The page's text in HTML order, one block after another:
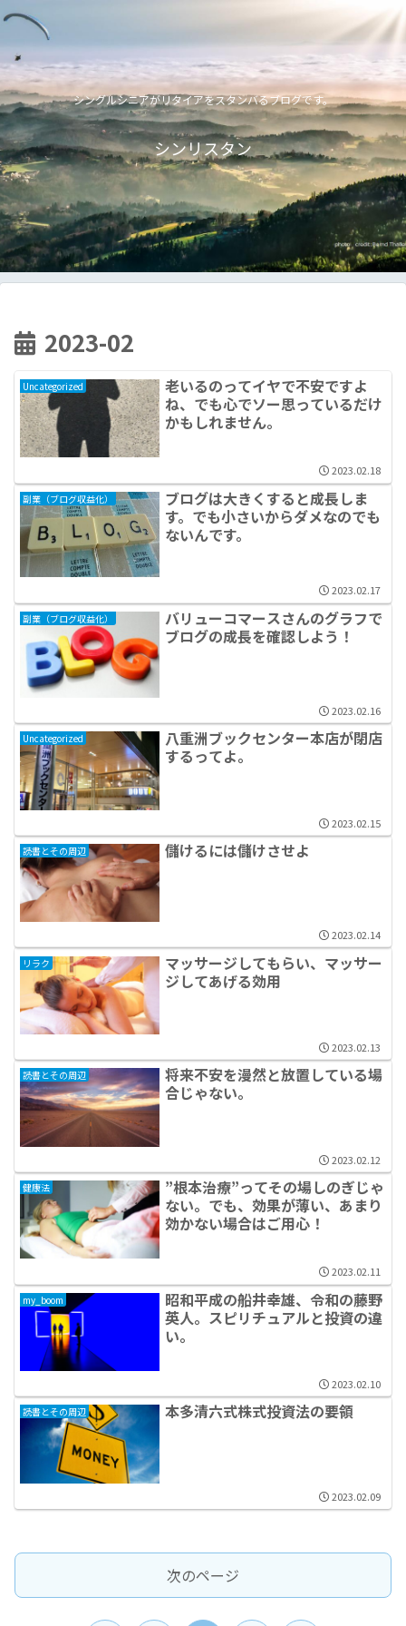
シングルシニアがリタイアをスタンバるブログです。
シンリスタン
2023-02
Uncategorized
老いるのってイヤで不安ですよ
ね、でも心でソー思っているだけ
かもしれません。
2023.02.18
副業（ブログ収益化）
ブログは大きくすると成長しま
す。でも小さいからダメなのでも
ないんです。
2023.02.17
副業（ブログ収益化）
バリューコマースさんのグラフで
ブログの成長を確認しよう！
2023.02.16
Uncategorized
八重洲ブックセンター本店が閉店
するってよ。
2023.02.15
読書とその周辺 儲けるには儲けさせよ
2023.02.14
リラク
マッサージしてもらい、マッサー
ジしてあげる効用
2023.02.13
読書とその周辺
将来不安を漫然と放置している場
合じゃない。
2023.02.12
健康法
”根本治療”ってその場しのぎじゃ
ない。でも、効果が薄い、あまり
効かない場合はご用心！
2023.02.11
my_boom
昭和平成の船井幸雄、令和の藤野
英人。スピリチュアルと投資の違
い。
2023.02.10
読書とその周辺 本多清六式株式投資法の要領
2023.02.09
次のページ